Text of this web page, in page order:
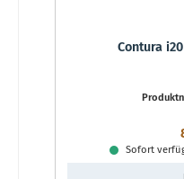
Contura
Sofort